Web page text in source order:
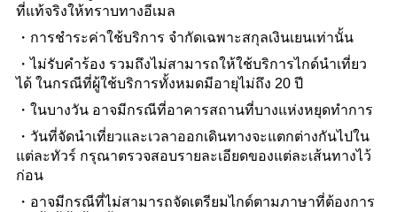
ที่แท้จริงให้ทราบทางอีเมล
การชำระค่าใช้บริการ จำกัดเฉพาะสกุลเงินเยนเท่านั้น
ไม่รับคำร้อง รวมถึงไม่สามารถให้ใช้บริการไกด์นำเที่ยว
ได้ ในกรณีที่ผู้ใช้บริการทั้งหมดมีอายุไม่ถึง 20 ปี
ในบางวัน อาจมีกรณีที่อาคารสถานที่บางแห่งหยุดทำการ
วันที่จัดนำเที่ยวและเวลาออกเดินทางจะแตกต่างกันไปใน
แต่ละทัวร์ กรุณาตรวจสอบรายละเอียดของแต่ละเส้นทางไว้
ก่อน
อาจมีกรณีที่ไม่สามารถจัดเตรียมไกด์ตามภาษาที่ต้องการ